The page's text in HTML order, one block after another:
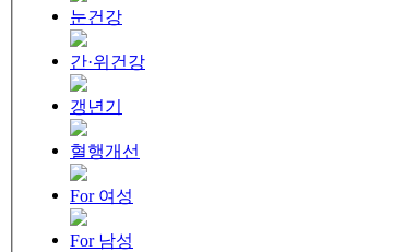
눈건강
간·위건강
갱년기
혈행개선
For 여성
For 남성